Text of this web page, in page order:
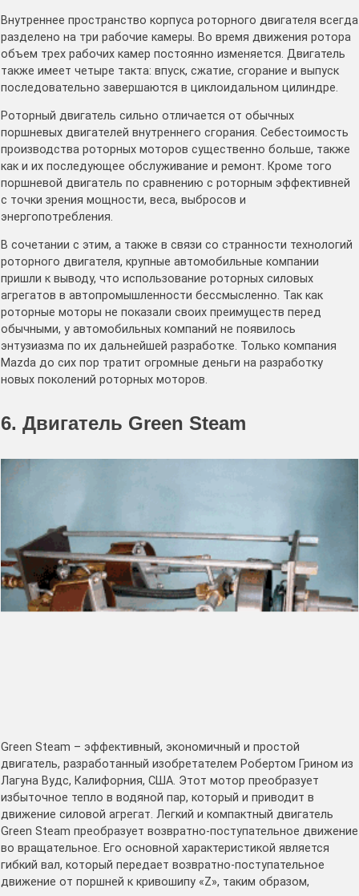
Внутреннее пространство корпуса роторного двигателя всегда
разделено на три рабочие камеры. Во время движения ротора
объем трех рабочих камер постоянно изменяется. Двигатель
также имеет четыре такта: впуск, сжатие, сгорание и выпуск
последовательно завершаются в циклоидальном цилиндре.
Роторный двигатель сильно отличается от обычных
поршневых двигателей внутреннего сгорания. Себестоимость
производства роторных моторов существенно больше, также
как и их последующее обслуживание и ремонт. Кроме того
поршневой двигатель по сравнению с роторным эффективней
с точки зрения мощности, веса, выбросов и
энергопотребления.
В сочетании с этим, а также в связи со странности технологий
роторного двигателя, крупные автомобильные компании
пришли к выводу, что использование роторных силовых
агрегатов в автопромышленности бессмысленно. Так как
роторные моторы не показали своих преимуществ перед
обычными, у автомобильных компаний не появилось
энтузиазма по их дальнейшей разработке. Только компания
Mazda до сих пор тратит огромные деньги на разработку
новых поколений роторных моторов.
6. Двигатель Green Steam
Green Steam – эффективный, экономичный и простой
двигатель, разработанный изобретателем Робертом Грином из
Лагуна Вудс, Калифорния, США. Этот мотор преобразует
избыточное тепло в водяной пар, который и приводит в
движение силовой агрегат. Легкий и компактный двигатель
Green Steam преобразует возвратно-поступательное движение
во вращательное. Его основной характеристикой является
гибкий вал, который передает возвратно-поступательное
движение от поршней к кривошипу «Z», таким образом,